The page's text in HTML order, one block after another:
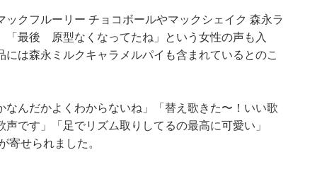
クフルーリー チョコボールやマックシェイク 森永ラ
「最後 原型なくなってたね」という女性の声も入
は森永ミルクキャラメルパイも含まれているとのこ
んだかよくわからないね」「替え歌きた〜！いい歌
です」「足でリズム取りしてるの最高に可愛い」
寄せられました。